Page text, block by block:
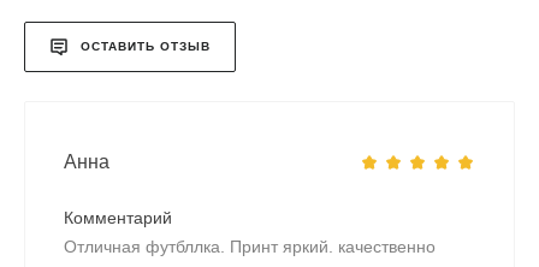
ОСТАВИТЬ ОТЗЫВ
Анна
Комментарий
Отличная футбллка. Принт яркий. качественно